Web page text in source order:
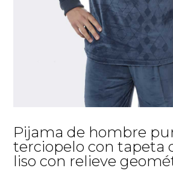
Pijama de hombre
terciopelo con tapeta
liso con relieve